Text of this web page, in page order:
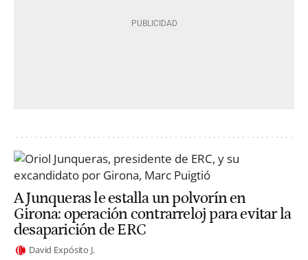
A Junqueras le estalla un polvorín en
Girona: operación contrarreloj para evitar la
desaparición de ERC
David Expósito J.